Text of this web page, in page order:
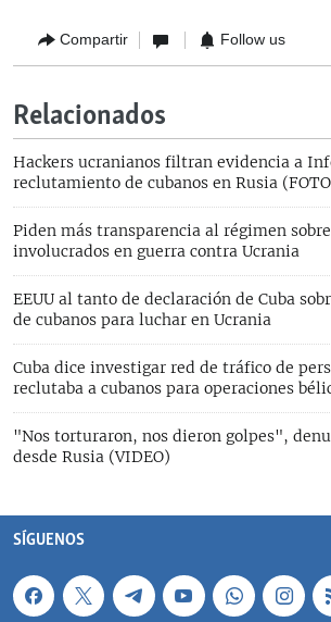
Compartir Follow us
Relacionados
Hackers ucranianos filtran evidencia a
reclutamiento de cubanos en Rusia
Piden más transparencia al régimen
involucrados en guerra contra Ucrania
EEUU al tanto de declaración de Cuba
de cubanos para luchar en Ucrania
Cuba dice investigar red de tráfico de
reclutaba a cubanos para operaciones
"Nos torturaron, nos dieron golpes",
desde Rusia (VIDEO)
SÍGUENOS